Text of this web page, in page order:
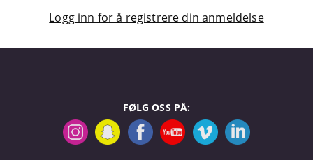
Logg inn for å registrere din anmeldelse
FØLG OSS PÅ: